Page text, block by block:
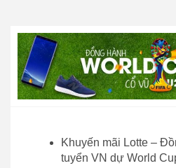
Khuyến mãi Lotte –
tuyển VN dự World